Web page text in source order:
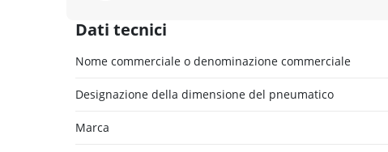
Dati tecnici
Nome commerciale o denominazione commerciale
Designazione della dimensione del pneumatico
Marca